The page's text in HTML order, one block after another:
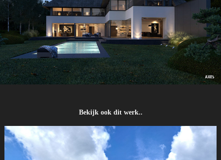
Bekijk ook dit werk..